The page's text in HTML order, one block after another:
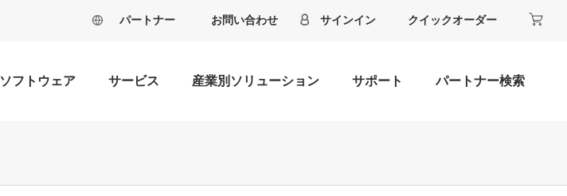
パートナー お問い合わせ サインイン クイックオーダー
ソフトウェア サービス 産業別ソリューション サポート パートナー検索